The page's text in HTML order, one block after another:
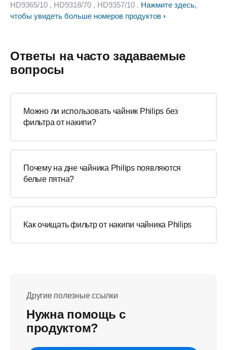
HD9365/10 , HD9318/70 , HD9357/10 . Нажмите здесь,
чтобы увидеть больше номеров продуктов
Ответы на часто задаваемые
вопросы
Можно ли использовать чайник Philips без
фильтра от накипи?
Почему на дне чайника Philips появляются
белые пятна?
Как очищать фильтр от накипи чайника Philips
Другие полезные ссылки
Нужна помощь с
продуктом?